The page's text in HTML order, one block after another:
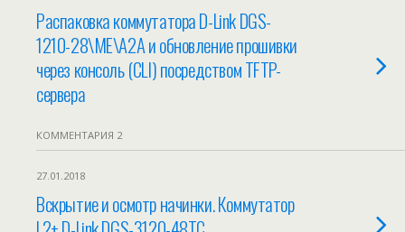
Распаковка коммутатора D-Link DGS-
1210-28\ME\A2A и обновление прошивки
через консоль (CLI) посредством TFTP-
сервера
КОММЕНТАРИЯ 2
27.01.2018
Вскрытие и осмотр начинки. Коммутатор